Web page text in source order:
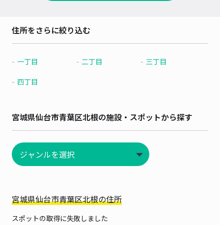
住所をさらに絞り込む
一丁目 二丁目 三丁目
四丁目
宮城県仙台市青葉区北根の施設・スポットから探す
宮城県仙台市青葉区北根の住所
スポットの取得に失敗しました